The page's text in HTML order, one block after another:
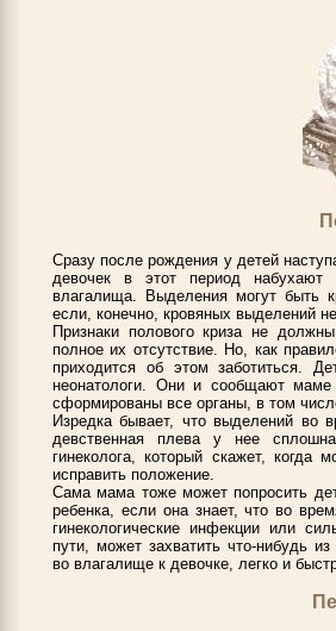
Сразу после рождения у детей
девочек в этот период
влагалища. Выделения могут быть
если, конечно, кровяных выделений
Признаки полового криза не
полное их отсутствие. Но, как
приходится об этом заботиться.
неонатологи. Они и сообщают
сформированы все органы, в том
Изредка бывает, что выделений во
девственная плева у нее
гинеколога, который скажет,
исправить положение.
Сама мама тоже может попросить
ребенка, если она знает, что во
гинекологические инфекции или
пути, может захватить что-нибудь
во влагалище к девочке, легко и